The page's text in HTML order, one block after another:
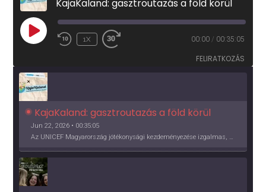
KajaKaland: gasztroutazás a föld körül
PLAY
EPISODE
1X 00:00 / 00:35:05
FELIRATKOZÁS
KajaKaland: gasztroutazás a föld körül
Jun 22, 2026 • 00:35:05
Az UNICEF Magyarország jótékonysági kezdeményezése izgalmas, egész éves világkörüli ízutazásra hív, igazi családi program és gasztroedukáció, illetve segítség a rászorulóknak is egyben.